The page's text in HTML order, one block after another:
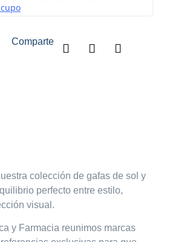
Comparte
colección de gafas de sol y
perfecto entre estilo,
visual.
y Farmacia reunimos marcas